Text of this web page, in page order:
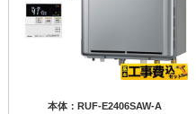
本体：RUF-E2406SAW-A